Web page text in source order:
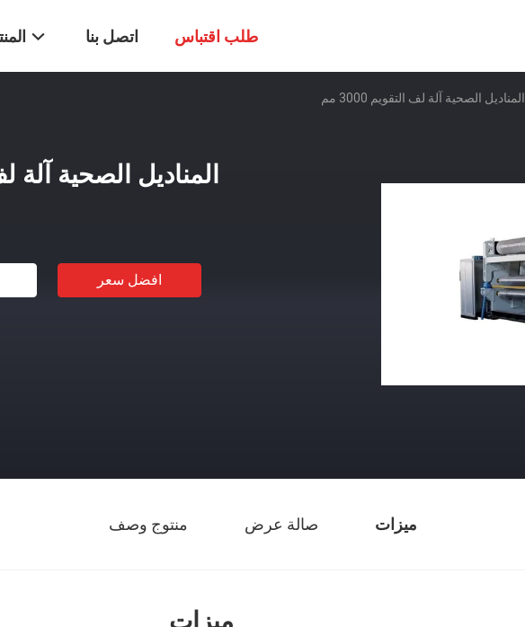
اتصل بنا طلب اقتباس
المناديل الصحية آلة لف التقويم 3000 مم
المناديل الصحية آلة لف
افضل سعر
ميزات صالة عرض منتوج وصف